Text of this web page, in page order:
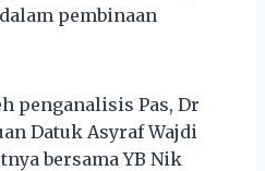
pembinaan
penganalisis Pas, Dr
Datuk Asyraf Wajdi
bersama YB Nik